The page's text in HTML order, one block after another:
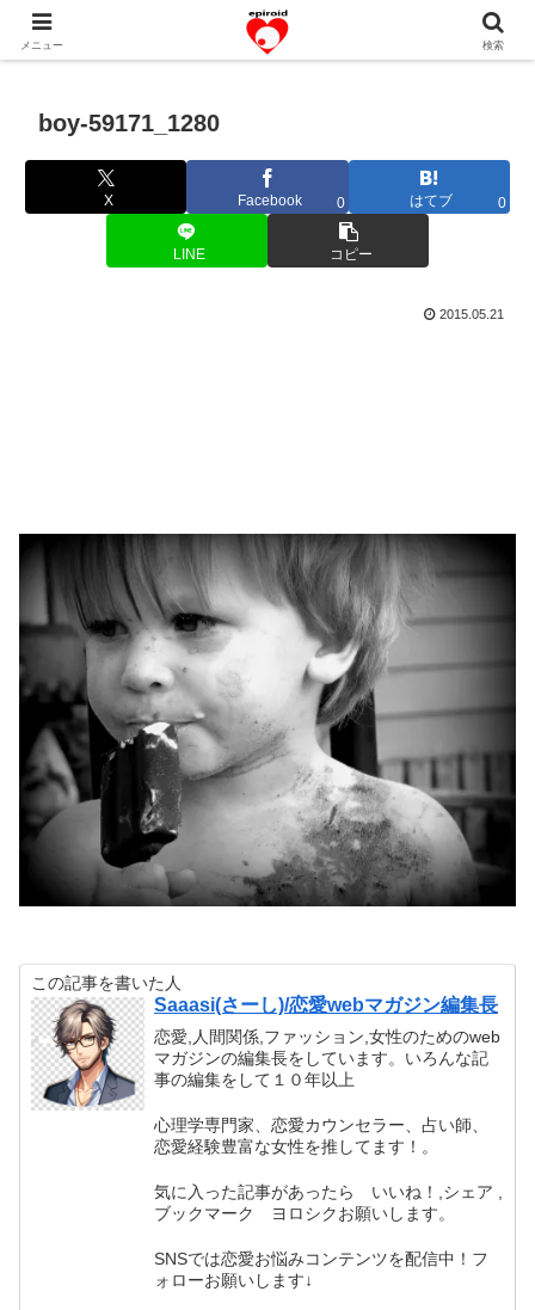
恋愛共感エピソード。あなたのストーリーを変えていく！。
boy-59171_1280
X Facebook 0 はてブ 0
LINE コピー
2015.05.21
この記事を書いた人
Saaasi(さーし)/恋愛webマガジン編集長
恋愛,人間関係,ファッション,女性のためのweb
マガジンの編集長をしています。いろんな記
事の編集をして１０年以上
心理学専門家、恋愛カウンセラー、占い師、
恋愛経験豊富な女性を推してます！。
気に入った記事があったら いいね！,シェア ,
ブックマーク ヨロシクお願いします。
SNSでは恋愛お悩みコンテンツを配信中！フ
ォローお願いします↓
メニュー 検索